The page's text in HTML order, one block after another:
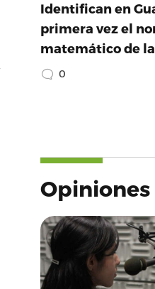
Identifican en
primera vez el
matemático de
0
Opiniones